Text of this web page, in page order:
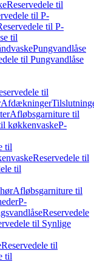
Reservedele til
til P-
til P-
til
Pungvandlåse
til Pungvandlåse
til
Afdækninger
Afløbsgarniture til
køkkenvaskeP-
til
Reservedele til
til
Afløbsgarniture til
P-
Reservedele
til Synlige
Reservedele til
til